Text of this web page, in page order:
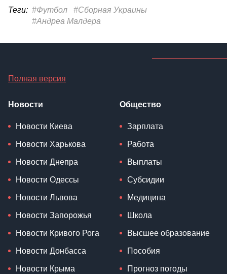
Теги: #Футбол
#Сборная Украины
#Андреа Малдера
Полная версия
Новости
Новости Киева
Новости Харькова
Новости Днепра
Новости Одессы
Новости Львова
Новости Запорожья
Новости Кривого Рога
Новости Донбасса
Новости Крыма
Общество
Зарплата
Работа
Выплаты
Субсидии
Медицина
Школа
Высшее образование
Пособия
Прогноз погоды